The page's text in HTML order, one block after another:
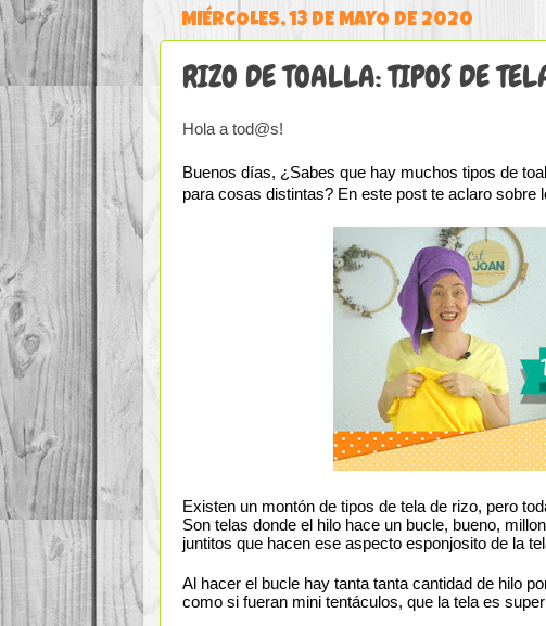
MIÉRCOLES, 13 DE MAYO DE 2020
RIZO DE TOALLA: TIPOS DE
Hola a tod@s!
Buenos días, ¿Sabes que hay muchos tipos de
para cosas distintas? En este post te aclaro sobre
Existen un montón de tipos de tela de rizo, pero
Son telas donde el hilo hace un bucle, bueno,
juntitos que hacen ese aspecto esponjosito de la
Al hacer el bucle hay tanta tanta cantidad de hilo
como si fueran mini tentáculos, que la tela es